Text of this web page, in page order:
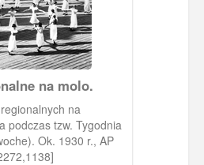
na molo.
na
podczas tzw. Tygodnia
Ok. 1930 r., AP